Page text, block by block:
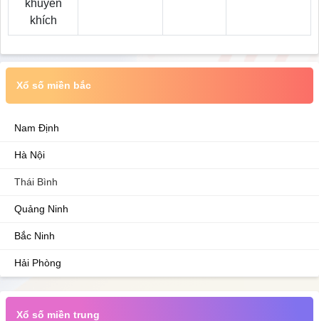
khuyến
khích
Xổ số miền bắc
Nam Định
Hà Nội
Thái Bình
Quảng Ninh
Bắc Ninh
Hải Phòng
Xổ số miền trung